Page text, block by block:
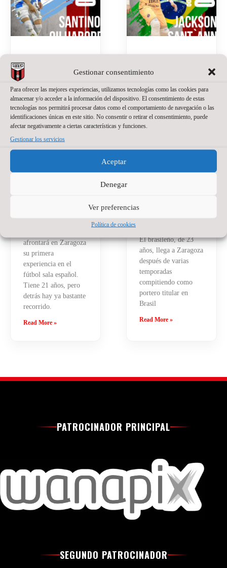
Gestionar consentimiento
Para ofrecer las mejores experiencias, utilizamos tecnologías como las cookies para
almacenar y/o acceder a la información del dispositivo. El consentimiento de estas
tecnologías nos permitirá procesar datos como el comportamiento de navegación o las
identificaciones únicas en este sitio. No consentir o retirar el consentimiento, puede
afectar negativamente a ciertas características y funciones.
Gestionar los servicios
Aceptar
Denegar
Ver preferencias
Política de cookies
SANTINO
OILHABORDA,
UNA APUESTA
DE PRESENTE
Y FUTURO
PARA EL
WANAPIX
afrontará en Zaragoza
su primera
experiencia en el
fútbol sala español.
Tiene 21 años, pero
detrás hay ya bastante
recorrido.
Read More »
SANT’ANNA,
NUEVO
PORTERO DE
WANAPIX
temporada del regreso
El brasileño, de 23
años, llega a Zaragoza
después de varias
temporadas
compitiendo como
portero titular en
Brasil
Read More »
PATROCINADOR PRINCIPAL
SEGUNDO PATROCINADOR